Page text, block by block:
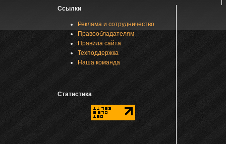
Ссылки
Реклама и сотрудничество
Правообладателям
Правила сайта
Техподдержка
Наша команда
Статистика